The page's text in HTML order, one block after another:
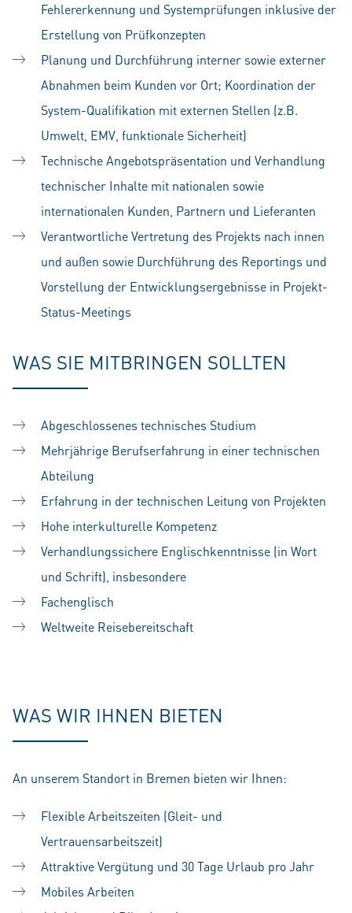
Fehlererkennung und Systemprüfungen inklusive der
Erstellung von Prüfkonzepten
Planung und Durchführung interner sowie externer
Abnahmen beim Kunden vor Ort; Koordination der
System-Qualifikation mit externen Stellen (z.B.
Umwelt, EMV, funktionale Sicherheit)
Technische Angebotspräsentation und Verhandlung
technischer Inhalte mit nationalen sowie
internationalen Kunden, Partnern und Lieferanten
Verantwortliche Vertretung des Projekts nach innen
und außen sowie Durchführung des Reportings und
Vorstellung der Entwicklungsergebnisse in Projekt-
Status-Meetings
WAS SIE MITBRINGEN SOLLTEN
Abgeschlossenes technisches Studium
Mehrjährige Berufserfahrung in einer technischen
Abteilung
Erfahrung in der technischen Leitung von Projekten
Hohe interkulturelle Kompetenz
Verhandlungssichere Englischkenntnisse (in Wort
und Schrift), insbesondere
Fachenglisch
Weltweite Reisebereitschaft
WAS WIR IHNEN BIETEN
An unserem Standort in Bremen bieten wir Ihnen:
Flexible Arbeitszeiten (Gleit- und
Vertrauensarbeitszeit)
Attraktive Vergütung und 30 Tage Urlaub pro Jahr
Mobiles Arbeiten